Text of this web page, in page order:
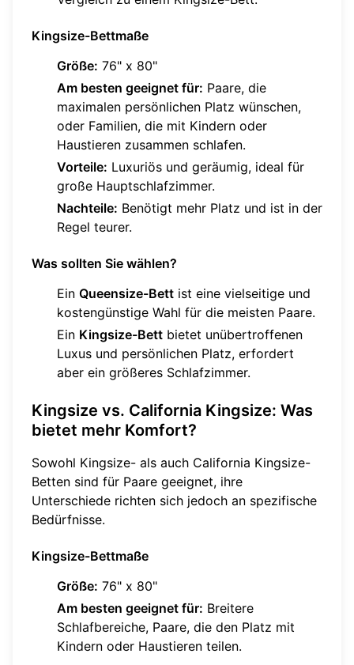
Kingsize-Bettmaße
Größe: 76" x 80"
Am besten geeignet für: Paare, die
maximalen persönlichen Platz wünschen,
oder Familien, die mit Kindern oder
Haustieren zusammen schlafen.
Vorteile: Luxuriös und geräumig, ideal für
große Hauptschlafzimmer.
Nachteile: Benötigt mehr Platz und ist in der
Regel teurer.
Was sollten Sie wählen?
Ein Queensize-Bett ist eine vielseitige und
kostengünstige Wahl für die meisten Paare.
Ein Kingsize-Bett bietet unübertroffenen
Luxus und persönlichen Platz, erfordert
aber ein größeres Schlafzimmer.
Kingsize vs. California Kingsize: Was
bietet mehr Komfort?
Sowohl Kingsize- als auch California Kingsize-
Betten sind für Paare geeignet, ihre
Unterschiede richten sich jedoch an spezifische
Bedürfnisse.
Kingsize-Bettmaße
Größe: 76" x 80"
Am besten geeignet für: Breitere
Schlafbereiche, Paare, die den Platz mit
Kindern oder Haustieren teilen.